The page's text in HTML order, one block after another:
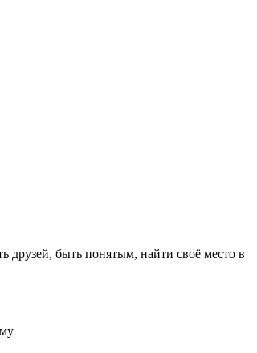
быть понятым, найти своё место в